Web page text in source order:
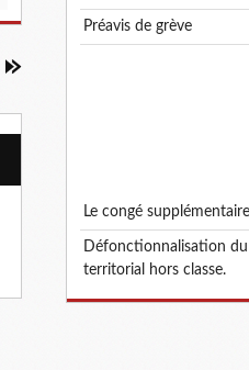
préavis de grève
le congé
défonctionnalisation du grade d'attaché
territorial hors classe.